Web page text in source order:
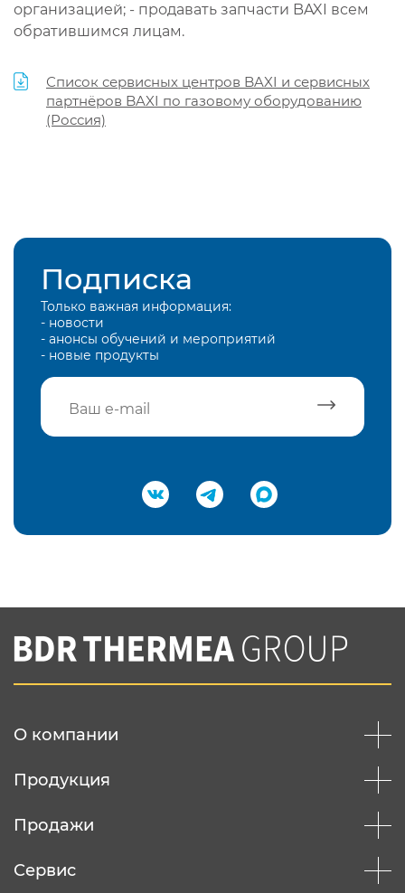
организацией; - продавать запчасти BAXI всем
обратившимся лицам.
Список сервисных центров BAXI и сервисных
партнёров BAXI по газовому оборудованию
(Россия)
Подписка
Только важная информация:
- новости
- анонсы обучений и мероприятий
- новые продукты
Подтвердить e-mail
Вы соглашаетесь с нашей политикой
конфеденциальности
О компании
Продукция
Продажи
Сервис